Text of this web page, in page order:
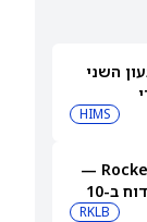
השני
האופציות נערכים לתנועה של 14.5%HIMS
תחזית מחיר מניית Rocket Lab Usa —
מה וול סטריט מצפה לקראת הדוח ב-10
RKLB